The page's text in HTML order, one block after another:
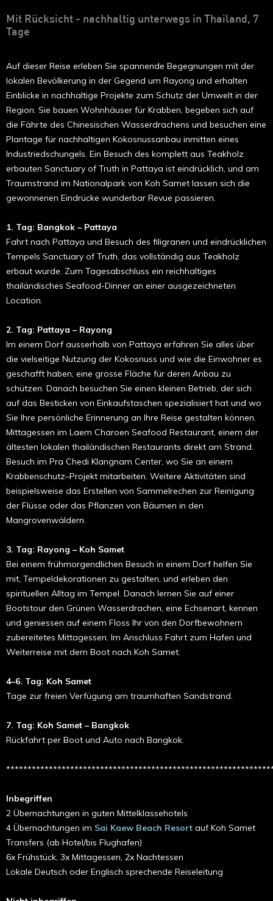
Mit Rücksicht - nachhaltig unterwegs in Thailand, 7
Tage
Auf dieser Reise erleben Sie spannende Begegnungen mit der
lokalen Bevölkerung in der Gegend um Rayong und erhalten
Einblicke in nachhaltige Projekte zum Schutz der Umwelt in der
Region. Sie bauen Wohnhäuser für Krabben, begeben sich auf
die Fährte des Chinesischen Wasserdrachens und besuchen eine
Plantage für nachhaltigen Kokosnussanbau inmitten eines
Industriedschungels. Ein Besuch des komplett aus Teakholz
erbauten Sanctuary of Truth in Pattaya ist eindrücklich, und am
Traumstrand im Nationalpark von Koh Samet lassen sich die
gewonnenen Eindrücke wunderbar Revue passieren.
1. Tag: Bangkok – Pattaya
Fahrt nach Pattaya und Besuch des filigranen und eindrücklichen
Tempels Sanctuary of Truth, das vollständig aus Teakholz
erbaut wurde. Zum Tagesabschluss ein reichhaltiges
thailändisches Seafood-Dinner an einer ausgezeichneten
Location.
2. Tag: Pattaya – Rayong
Im einem Dorf ausserhalb von Pattaya erfahren Sie alles über
die vielseitige Nutzung der Kokosnuss und wie die Einwohner es
geschafft haben, eine grosse Fläche für deren Anbau zu
schützen. Danach besuchen Sie einen kleinen Betrieb, der sich
auf das Besticken von Einkaufstaschen spezialisiert hat und wo
Sie Ihre persönliche Erinnerung an Ihre Reise gestalten können.
Mittagessen im Laem Charoen Seafood Restaurant, einem der
ältesten lokalen thailändischen Restaurants direkt am Strand.
Besuch im Pra Chedi Klangnam Center, wo Sie an einem
Krabbenschutz–Projekt mitarbeiten. Weitere Aktivitäten sind
beispielsweise das Erstellen von Sammelrechen zur Reinigung
der Flüsse oder das Pflanzen von Bäumen in den
Mangrovenwäldern.
3. Tag: Rayong – Koh Samet
Bei einem frühmorgendlichen Besuch in einem Dorf helfen Sie
mit, Tempeldekorationen zu gestalten, und erleben den
spirituellen Alltag im Tempel. Danach lernen Sie auf einer
Bootstour den Grünen Wasserdrachen, eine Echsenart, kennen
und geniessen auf einem Floss Ihr von den Dorfbewohnern
zubereitetes Mittagessen. Im Anschluss Fahrt zum Hafen und
Weiterreise mit dem Boot nach Koh Samet.
4–6. Tag: Koh Samet
Tage zur freien Verfügung am traumhaften Sandstrand.
7. Tag: Koh Samet – Bangkok
Rückfahrt per Boot und Auto nach Bangkok.
Inbegriffen
2 Übernachtungen in guten Mittelklassehotels
4 Übernachtungen im Sai Kaew Beach Resort auf Koh Samet
Transfers (ab Hotel/bis Flughafen)
6x Frühstück, 3x Mittagessen, 2x Nachtessen
Lokale Deutsch oder Englisch sprechende Reiseleitung